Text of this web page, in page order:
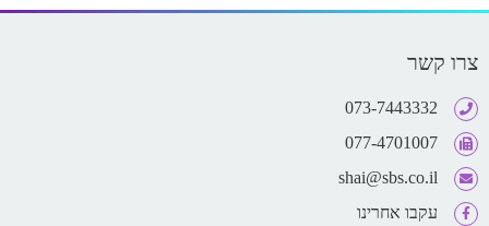
צרו קשר
073-7443332
077-4701007
shai@sbs.co.il
עקבו אחרינו